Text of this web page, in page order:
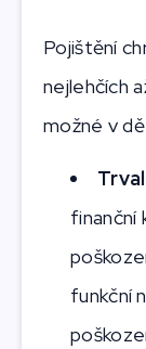
Pojištění
nejlehčích
možné v
finanční
funkční